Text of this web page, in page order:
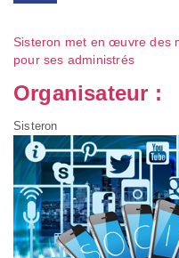
Sisteron met en œuvre des
pour ses administrés
Organisateur :
Sisteron